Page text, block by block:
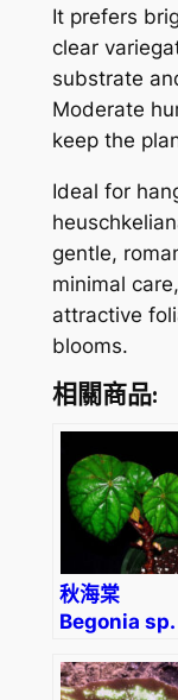
o
m
a
r
g
i
n
a
t
a
數
It prefers
clear
substrate
Moderate
keep the
Ideal for
gentle,
minimal
attractive
blooms.
相關商品:
秋海棠
Begonia sp.